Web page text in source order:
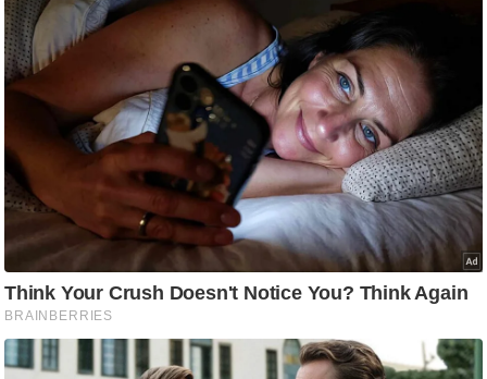
स्थ
ल
फि
ने
स
मं
त्रा
रि
ले
श
न
शि